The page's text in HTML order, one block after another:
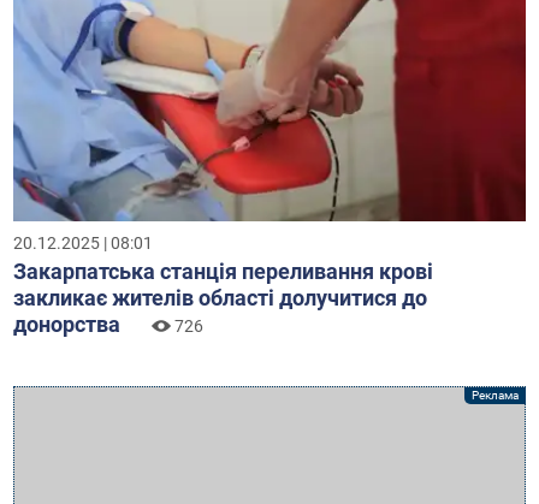
20.12.2025 | 08:01
Закарпатська станція переливання крові
закликає жителів області долучитися до
донорства
726